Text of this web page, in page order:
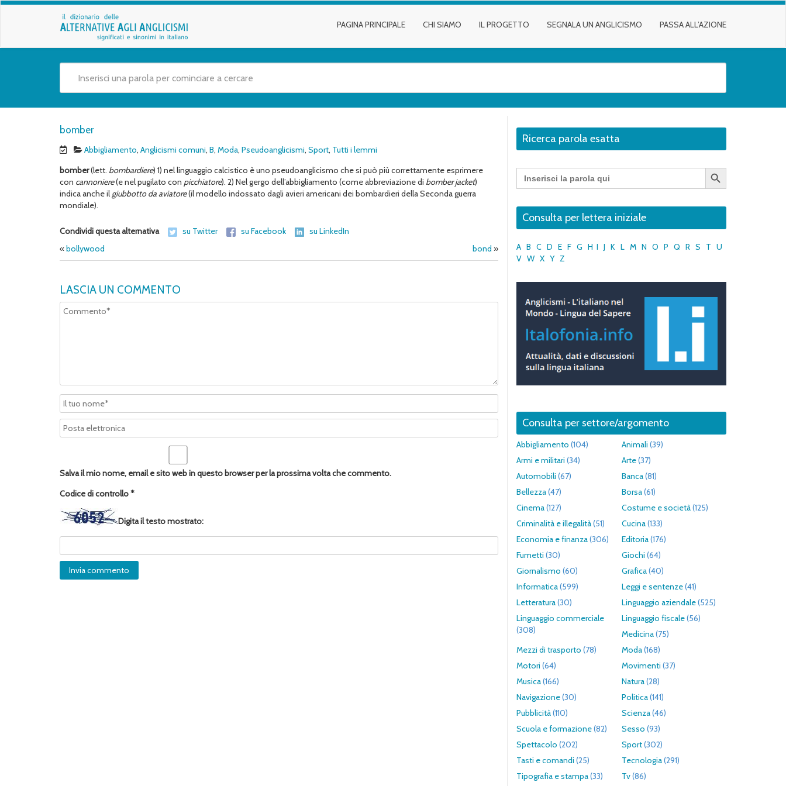
PAGINA PRINCIPALE CHI SIAMO IL PROGETTO SEGNALA UN ANGLICISMO PASSA ALL’AZIONE
bomber
Abbigliamento, Anglicismi comuni, B, Moda, Pseudoanglicismi, Sport, Tutti i lemmi
bomber(lett. bombardiere) 1) nel linguaggio calcistico è uno pseudoanglicismo che si può più correttamente esprimere
con cannoniere(e nel pugilato con picchiatore). 2) Nel gergo dell’abbigliamento (come abbreviazione di bomber jacket)
indica anche il giubbotto da aviatore(il modello indossato dagli avieri americani dei bombardieri della Seconda guerra
mondiale).
Condividi questa alternativa su Twitter su Facebook
su LinkedIn
«bollywood bond »
LASCIA UN COMMENTO
Salva il mio nome, email e sito web in questo browser per la prossima volta che commento.
Codice di controllo*
Digita il testo mostrato:
Ricerca parola esatta
Search
for:
Search Button
Consulta per lettera iniziale
A B C D E F G H I J K L M N O P Q R S T U
V W X Y Z
Consulta per settore/argomento
Abbigliamento (104) Animali (39)
Armi e militari (34) Arte(37)
Automobili (67) Banca(81)
Bellezza(47) Borsa(61)
Cinema(127) Costume e società(125)
Criminalità e illegalità(51) Cucina(133)
Economia e finanza(306) Editoria(176)
Fumetti (30) Giochi (64)
Giornalismo (60) Grafica(40)
Informatica(599) Leggi e sentenze(41)
Letteratura(30) Linguaggio aziendale(525)
Linguaggio commerciale
(308)
Linguaggio fiscale(56)
Medicina(75)
Mezzi di trasporto (78) Moda(168)
Motori (64) Movimenti (37)
Musica(166) Natura(28)
Navigazione(30) Politica(141)
Pubblicità(110) Scienza(46)
Scuola e formazione(82) Sesso (93)
Spettacolo (202) Sport(302)
Tasti e comandi (25) Tecnologia(291)
Tipografia e stampa(33) Tv(86)